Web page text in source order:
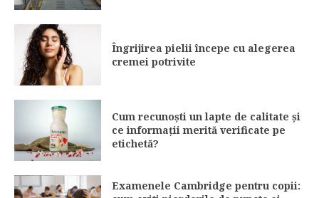
Îngrijirea pielii începe cu alegerea
cremei potrivite
Cum recunoști un lapte de calitate și
ce informații merită verificate pe
etichetă?
Examenele Cambridge pentru copii: